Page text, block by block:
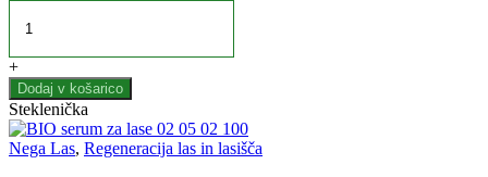
+
Dodaj v košarico
Steklenička
Nega Las, Regeneracija las in lasišča